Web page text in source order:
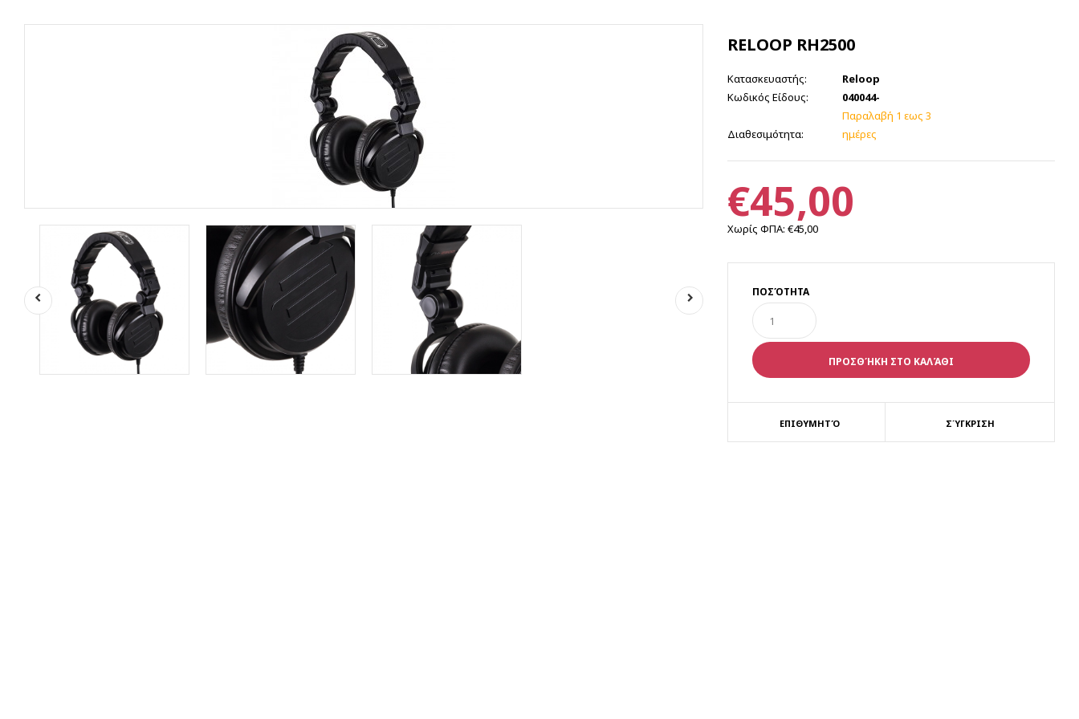
RELOOP RH2500
Κατασκευαστής:
Reloop
Κωδικός Είδους:
040044-
Διαθεσιμότητα:
Παραλαβή 1 εως 3
ημέρες
€45,00
Χωρίς ΦΠΑ: €45,00
ΠΟΣΌΤΗΤΑ
ΕΠΙΘΥΜΗΤΌ ΣΎΓΚΡΙΣΗ